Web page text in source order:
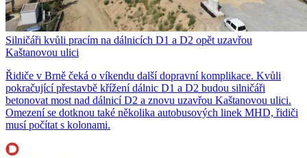
Silničáři kvůli pracím na dálnicích D1 a D2 opět uzavřou
Kaštanovou ulici
Řidiče v Brně čeká o víkendu další dopravní komplikace. Kvůli
pokračující přestavbě křížení dálnic D1 a D2 budou silničáři
betonovat most nad dálnicí D2 a znovu uzavřou Kaštanovou ulici.
Omezení se dotknou také několika autobusových linek MHD, řidiči
musí počítat s kolonami.